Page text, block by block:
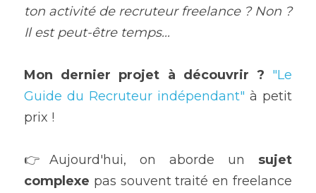
ton activité de recruteur freelance ? Non ?
Il est peut-être temps...
Mon dernier projet à découvrir ? "Le
Guide du Recruteur indépendant" à petit
prix !
👉Aujourd'hui, on aborde un sujet
complexe pas souvent traité en freelance